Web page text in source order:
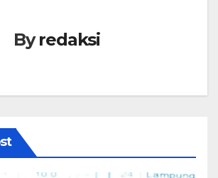
Byredaksi